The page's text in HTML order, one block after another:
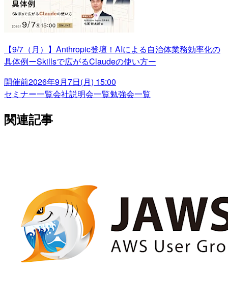
【9/7（月）】Anthropic登壇！AIによる自治体業務効率化の
具体例ーSkillsで広がるClaudeの使い方ー
開催前2026年9月7日(月) 15:00
セミナー一覧会社説明会一覧勉強会一覧
関連記事